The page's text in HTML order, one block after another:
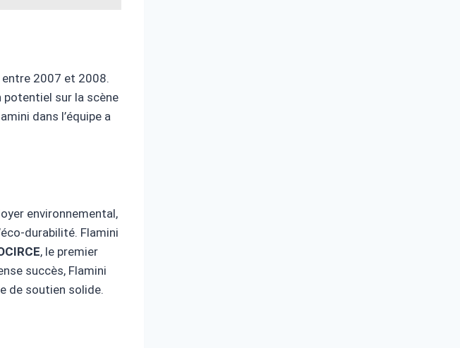
2007 et 2008.
potentiel sur la scène
dans l’équipe a
environnemental,
durabilité. Flamini
, le premier
succès, Flamini
de soutien solide.